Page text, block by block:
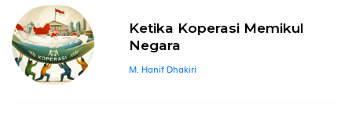
Ketika Koperasi Memikul
Negara
M. Hanif Dhakiri